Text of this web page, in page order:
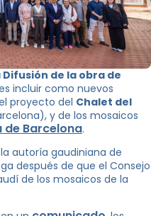
de la obra de
incluir como nuevos
proyecto del Chalet del
y de los mosaicos
de Barcelona.
autoría gaudiniana de
después de que el Consejo
de los mosaicos de la